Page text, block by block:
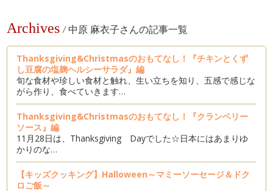
Archives / 中原 麻衣子さんの記事一覧
Thanksgiving&Christmasのおもてなし！『チキンとくず
し豆腐の塩麹ヘルシーサラダ』編
旬な食材や珍しい食材と触れ、生い立ちを知り、五感で感じな
がら作り、食べていきます…
Thanksgiving&Christmasのおもてなし！『クランベリー
ソース』編
11月28日は、Thanksgiving Dayでした☆日本にはあまりゆ
かりのな…
【キッズクッキング】Halloween～マミーソーセージ＆ドク
ロご飯～